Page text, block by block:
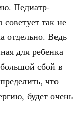
Педиатр-
советует так не
отдельно. Ведь
для ребенка
сбой в
что
будет очень